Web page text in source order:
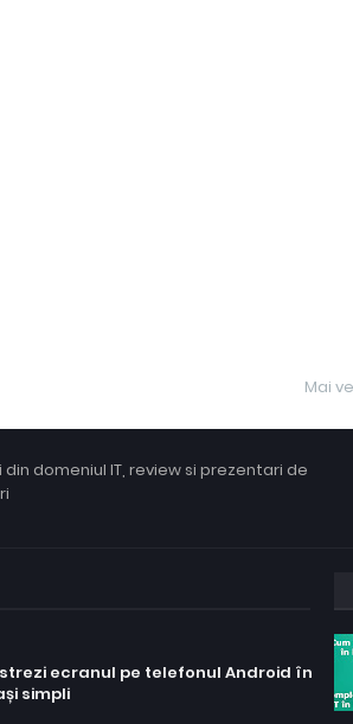
Mai
domeniul IT, review si prezentari de
ecranul pe telefonul Android în
simpli